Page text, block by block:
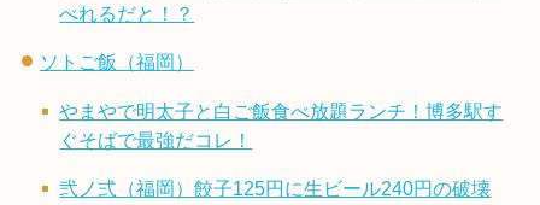
べれるだと！？
ソトご飯（福岡）
やまやで明太子と白ご飯食べ放題ランチ！博多駅す
ぐそばで最強だコレ！
弐ノ弍（福岡）餃子125円に生ビール240円の破壊